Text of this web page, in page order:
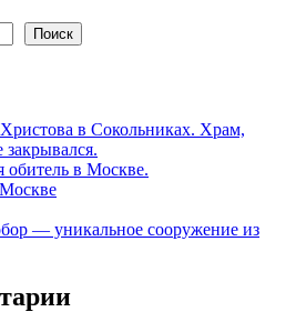
Поиск
в Сокольниках. Храм,
закрывался.
в Москве.
— уникальное сооружение из